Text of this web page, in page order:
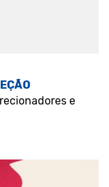
e